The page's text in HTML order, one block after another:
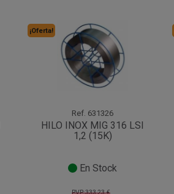
¡Oferta!
Ref. 631326
HILO INOX MIG 316 LSI
1,2 (15K)
En Stock
PVP:333,23 €